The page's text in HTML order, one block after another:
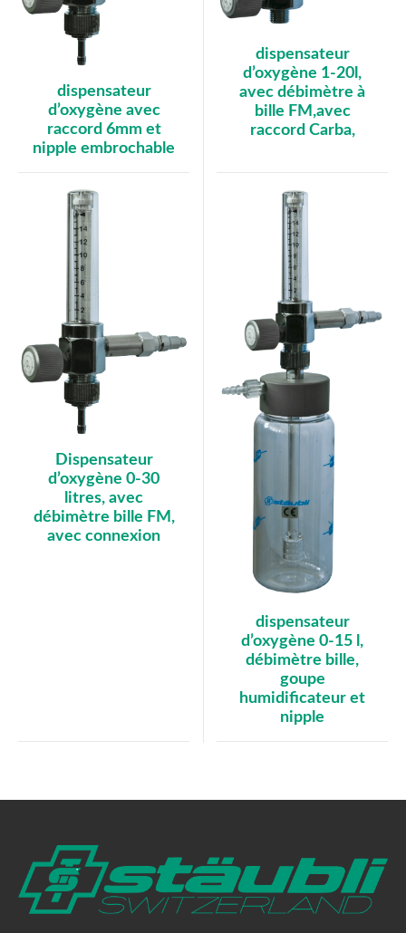
dispensateur
d’oxygène avec
raccord 6mm et
nipple embrochable
dispensateur
d’oxygène 1-20l,
avec débimètre à
bille FM,avec
raccord Carba,
Dispensateur
d’oxygène 0-30
litres, avec
débimètre bille FM,
avec connexion
dispensateur
d’oxygène 0-15 l,
débimètre bille,
goupe
humidificateur et
nipple